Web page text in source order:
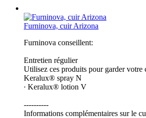
Furninova, cuir Arizona
Furninova conseillent:
Entretien régulier
Utilisez ces produits pour garder votre
Keralux® spray N
∙ Keralux® lotion V
----------
Informations complémentaires sur le